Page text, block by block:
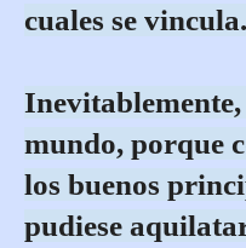
cuales se vincula.
Inevitablemente,
mundo, porque
los buenos
pudiese